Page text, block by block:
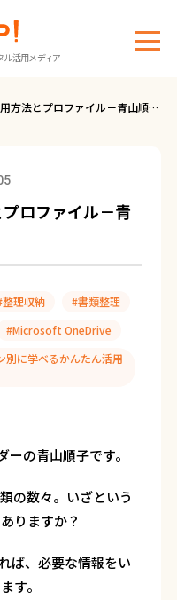
活用メディア
メ
ー
方法とプロファイル－青山順子
ロファイル－青
整理収納
#書類整理
#Microsoft OneDrive
別に学べるかんたん活用
ーの青山順子です。
の数々。いざという
りますか？
ば、必要な情報をい
す。